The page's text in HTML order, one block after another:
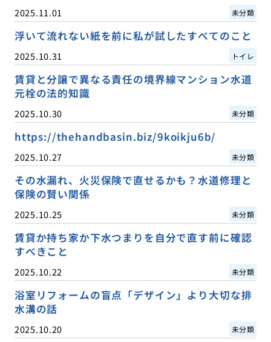
2025.11.01 未分類
浮いて流れない紙を前に私が試したすべてのこと
2025.10.31 トイレ
賃貸と分譲で異なる責任の境界線マンション水道
元栓の法的知識
2025.10.30 未分類
https://thehandbasin.biz/9koikju6b/
2025.10.27 未分類
その水漏れ、火災保険で直せるかも？水道修理と
保険の賢い関係
2025.10.25 未分類
賃貸か持ち家か下水つまりを自分で直す前に確認
すべきこと
2025.10.22 未分類
浴室リフォームの盲点「デザイン」より大切な排
水溝の話
2025.10.20 未分類